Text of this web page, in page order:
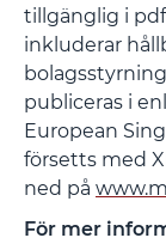
tillgänglig i
inkluderar
publiceras i
European
försetts med
ned på
För mer